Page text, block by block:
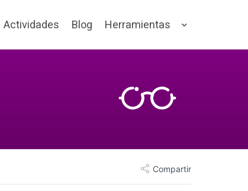
Actividades Blog Herramientas
Compartir